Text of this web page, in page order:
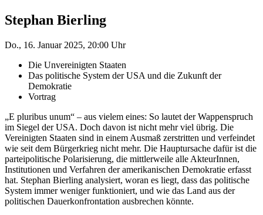
Stephan Bierling
Do., 16. Januar 2025, 20:00 Uhr
Die Unvereinigten Staaten
Das politische System der USA und die Zukunft der
Demokratie
Vortrag
„E pluribus unum“ – aus vielem eines: So lautet der Wappenspruch
im Siegel der USA. Doch davon ist nicht mehr viel übrig. Die
Vereinigten Staaten sind in einem Ausmaß zerstritten und verfeindet
wie seit dem Bürgerkrieg nicht mehr. Die Hauptursache dafür ist die
parteipolitische Polarisierung, die mittlerweile alle AkteurInnen,
Institutionen und Verfahren der amerikanischen Demokratie erfasst
hat. Stephan Bierling analysiert, woran es liegt, dass das politische
System immer weniger funktioniert, und wie das Land aus der
politischen Dauerkonfrontation ausbrechen könnte.